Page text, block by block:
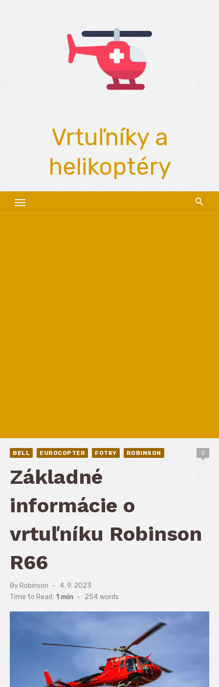
Vrtuľníky a
helikoptéry
BELL EUROCOPTER FOTKY ROBINSON 0
Základné
informácie o
vrtuľníku Robinson
R66
By Robinson
Posted
on
4. 9. 2023
Time to Read: 1 min - 254 words